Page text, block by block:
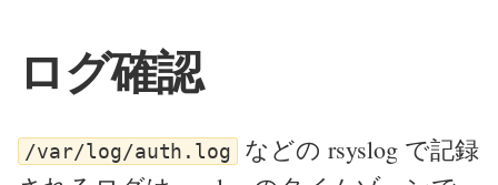
ログ確認
/var/log/auth.log
などの rsyslog で記録